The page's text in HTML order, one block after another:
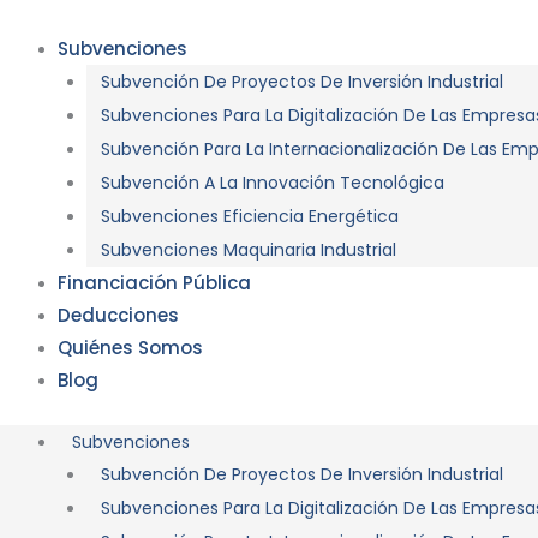
contenido
Subvenciones
Subvención De Proyectos De Inversión Industrial
Subvenciones Para La Digitalización De Las
Subvención Para La Internacionalización De Las
Subvención A La Innovación Tecnológica
Subvenciones Eficiencia Energética
Subvenciones Maquinaria Industrial
Financiación Pública
Deducciones
Quiénes Somos
Blog
Subvenciones
Subvención De Proyectos De Inversión Industrial
Subvenciones Para La Digitalización De Las